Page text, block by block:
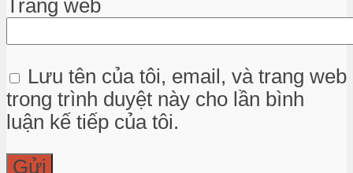
Trang web
Lưu tên của tôi, email, và trang web
trong trình duyệt này cho lần bình
luận kế tiếp của tôi.